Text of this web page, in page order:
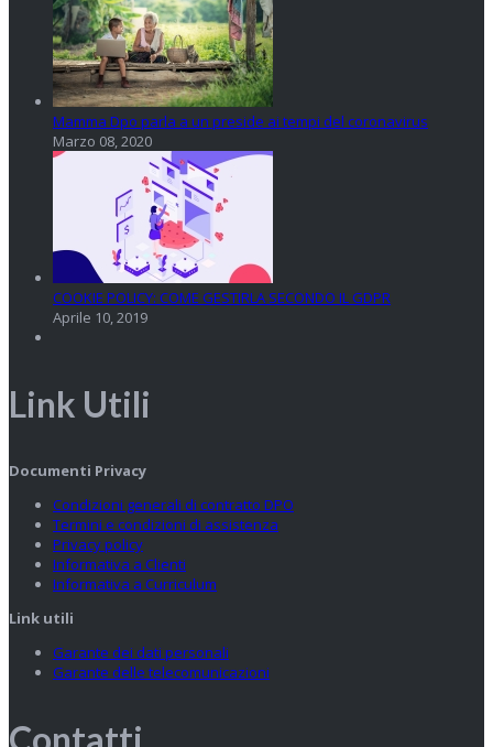
Mamma Dpo parla a un preside ai tempi del coronavirus
Marzo 08, 2020
COOKIE POLICY: COME GESTIRLA SECONDO IL GDPR
Aprile 10, 2019
Link Utili
Documenti Privacy
Condizioni generali di contratto DPO
Termini e condizioni di assistenza
Privacy policy
Informativa a Clienti
Informativa a Curriculum
Link utili
Garante dei dati personali
Garante delle telecomunicazioni